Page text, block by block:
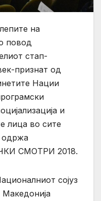
на
повод
стап-
признат од
Нации
и
лица во сите
одржа
СМОТРИ 2018.
сојуз
Македонија